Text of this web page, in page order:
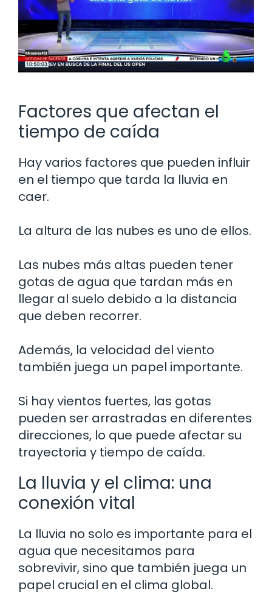
Factores que afectan el
tiempo de caída
Hay varios factores que pueden influir
en el tiempo que tarda la lluvia en
caer.
La altura de las nubes es uno de ellos.
Las nubes más altas pueden tener
gotas de agua que tardan más en
llegar al suelo debido a la distancia
que deben recorrer.
Además, la velocidad del viento
también juega un papel importante.
Si hay vientos fuertes, las gotas
pueden ser arrastradas en diferentes
direcciones, lo que puede afectar su
trayectoria y tiempo de caída.
La lluvia y el clima: una
conexión vital
La lluvia no solo es importante para el
agua que necesitamos para
sobrevivir, sino que también juega un
papel crucial en el clima global.